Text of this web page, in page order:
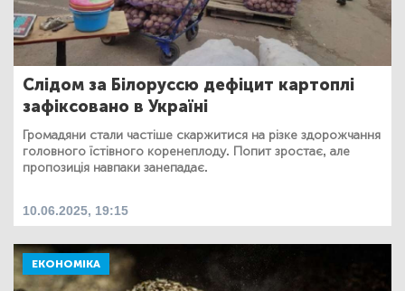
Слідом за Білоруссю дефіцит картоплі
зафіксовано в Україні
Громадяни стали частіше скаржитися на різке здорожчання
головного їстівного коренеплоду. Попит зростає, але
пропозиція навпаки занепадає.
10.06.2025, 19:15
ЕКОНОМІКА